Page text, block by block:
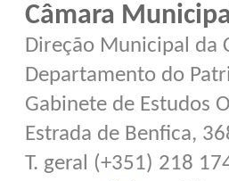
Câmara
Direção Municipal da
Departamento do
Gabinete de Estudos
Estrada de Benfica,
T. geral (+351) 218